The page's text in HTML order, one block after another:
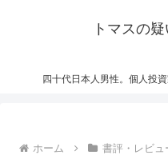
トマスの
四十代日本人男性。個人投
ホーム 書評・レビュ